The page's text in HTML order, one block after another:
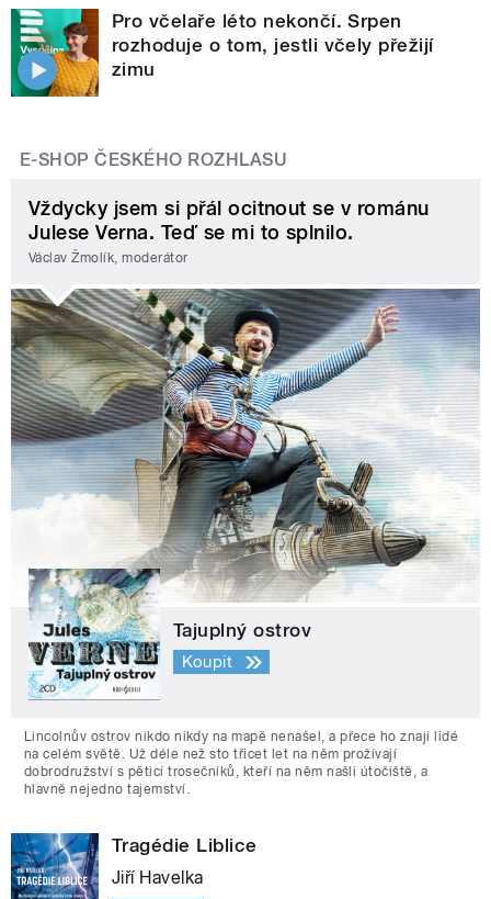
Pro včelaře léto nekončí. Srpen
rozhoduje o tom, jestli včely přežijí
zimu
E-SHOP ČESKÉHO ROZHLASU
Vždycky jsem si přál ocitnout se v románu
Julese Verna. Teď se mi to splnilo.
Václav Žmolík, moderátor
Tajuplný ostrov
Koupit
Lincolnův ostrov nikdo nikdy na mapě nenašel, a přece ho znají lidé
na celém světě. Už déle než sto třicet let na něm prožívají
dobrodružství s pěticí trosečníků, kteří na něm našli útočiště, a
hlavně nejedno tajemství.
Tragédie Liblice
Jiří Havelka